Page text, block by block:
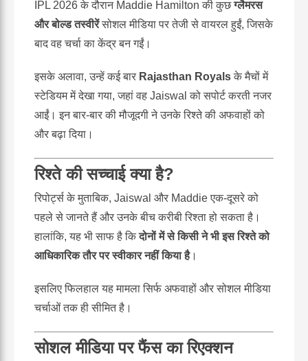
IPL 2026 के दौरान Maddie Hamilton की कुछग्लैमरस
और बोल्ड तस्वीरेंसोशल मीडिया पर तेजी से वायरल हुईं, जिसके
बाद वह चर्चा का केंद्र बन गईं।
इसके अलावा, उन्हें कई बार Rajasthan Royalsके मैचों में
स्टेडियम में देखा गया, जहां वह Jaiswal को सपोर्ट करती नजर
आईं। इन बार-बार की मौजूदगी ने उनके रिश्ते की अफवाहों को
और बढ़ा दिया।
रिश्ते की सच्चाई क्या है?
रिपोर्ट्स के मुताबिक, Jaiswal और Maddie एक-दूसरे को
पहले से जानते हैं और उनके बीच करीबी रिश्ता हो सकता है।
हालांकि, यह भी साफ है किदोनों में से किसी ने भी इस रिश्ते को
आधिकारिक तौर पर स्वीकार नहीं किया है।
इसलिए फिलहाल यह मामला सिर्फ अफवाहों और सोशल मीडिया
चर्चाओं तक ही सीमित है।
सोशल मीडिया पर फैंस का रिएक्शन